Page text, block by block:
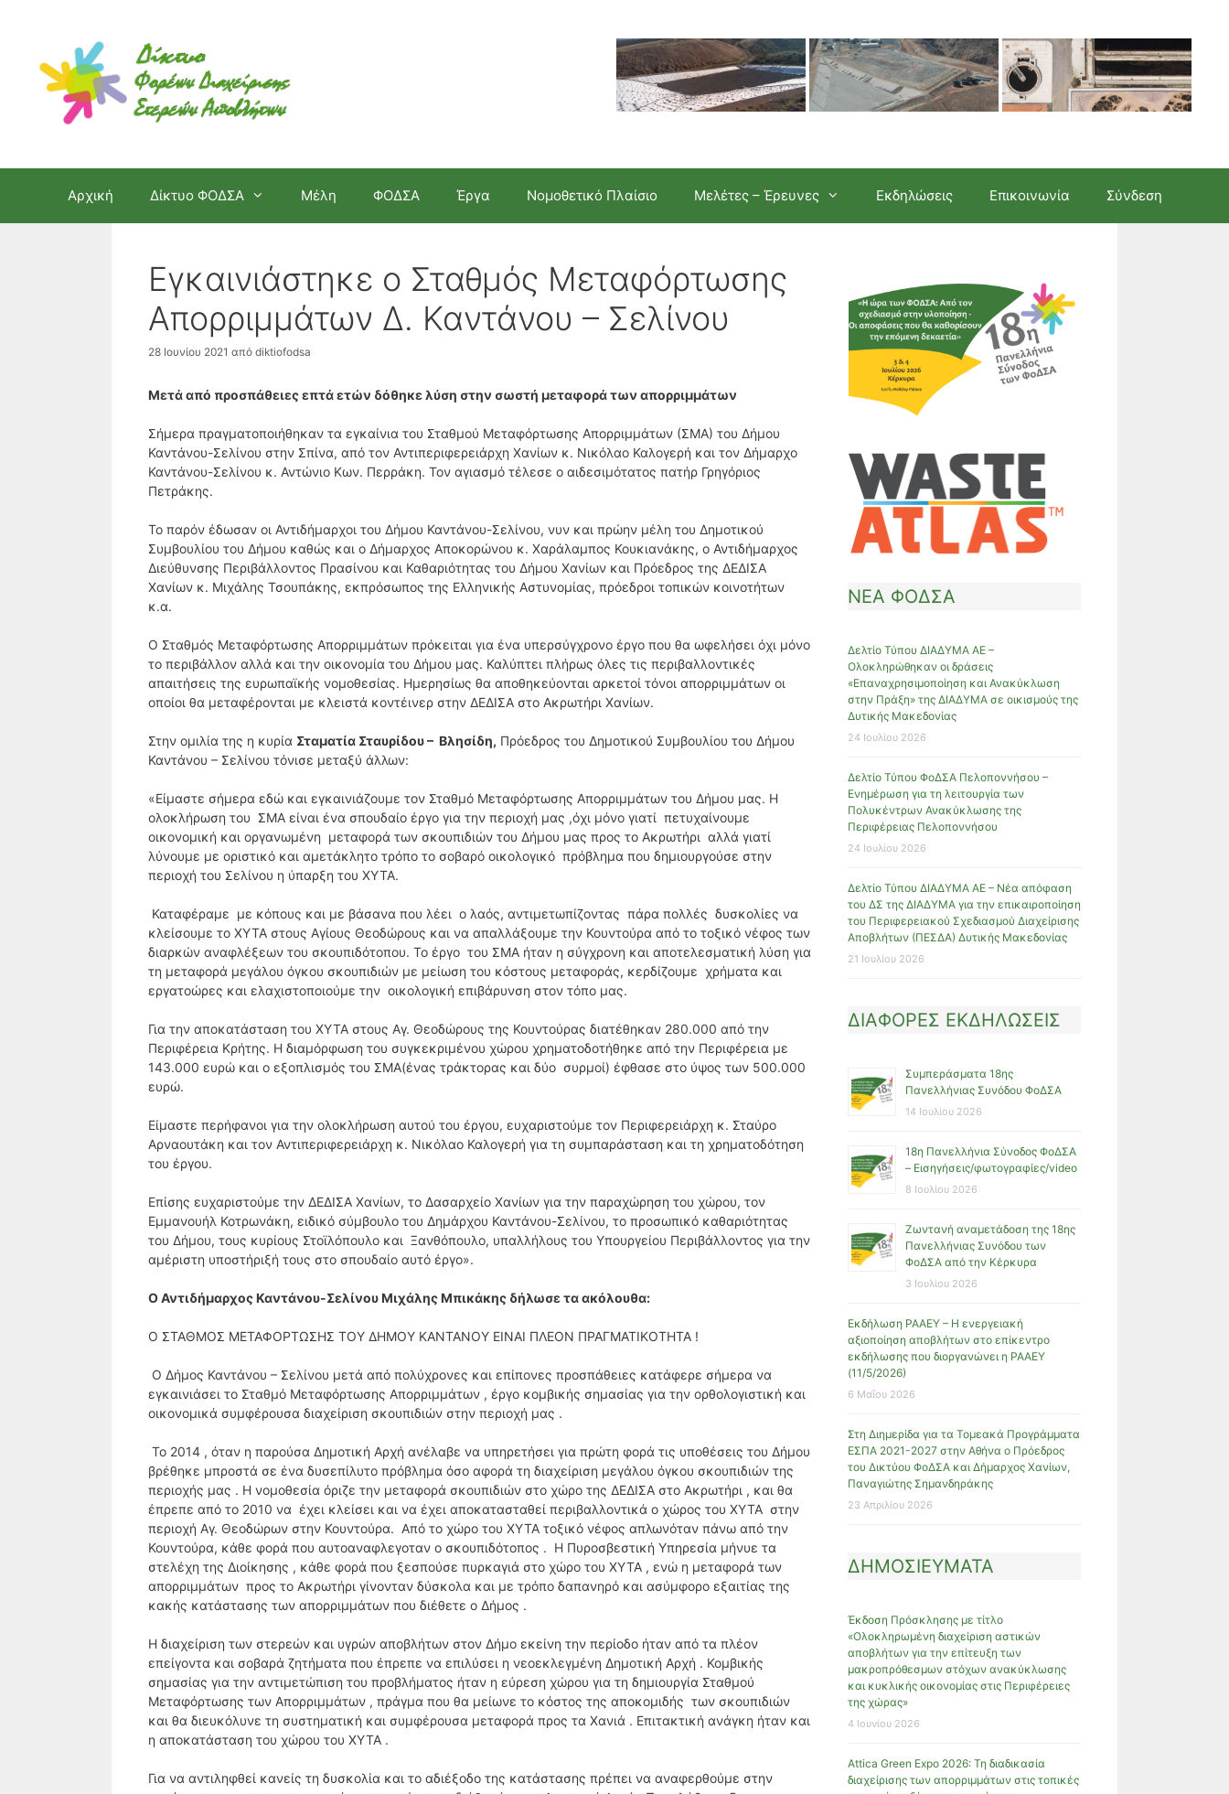
περιεχόμενο
Αρχική Δίκτυο ΦΟΔΣΑ Μέλη ΦΟΔΣΑ Έργα Νομοθετικό Πλαίσιο Μελέτες – Έρευνες Εκδηλώσεις Επικοινωνία Σύνδεση
Εγκαινιάστηκε ο Σταθμός Μεταφόρτωσης
Απορριμμάτων Δ. Καντάνου – Σελίνου
28 Ιουνίου 2021 από diktiofodsa
Μετά από προσπάθειες επτά ετών δόθηκε λύση στην σωστή μεταφορά των απορριμμάτων
Σήμερα πραγματοποιήθηκαν τα εγκαίνια του Σταθμού Μεταφόρτωσης Απορριμμάτων (ΣΜΑ) του Δήμου
Καντάνου-Σελίνου στην Σπίνα, από τον Αντιπεριφερειάρχη Χανίων κ. Νικόλαο Καλογερή και τον Δήμαρχο
Καντάνου-Σελίνου κ. Αντώνιο Κων. Περράκη. Τον αγιασμό τέλεσε ο αιδεσιμότατος πατήρ Γρηγόριος
Πετράκης.
Το παρόν έδωσαν οι Αντιδήμαρχοι του Δήμου Καντάνου-Σελίνου, νυν και πρώην μέλη του Δημοτικού
Συμβουλίου του Δήμου καθώς και ο Δήμαρχος Αποκορώνου κ. Χαράλαμπος Κουκιανάκης, ο Αντιδήμαρχος
Διεύθυνσης Περιβάλλοντος Πρασίνου και Καθαριότητας του Δήμου Χανίων και Πρόεδρος της ΔΕΔΙΣΑ
Χανίων κ. Μιχάλης Τσουπάκης, εκπρόσωπος της Ελληνικής Αστυνομίας, πρόεδροι τοπικών κοινοτήτων
κ.α.
Ο Σταθμός Μεταφόρτωσης Απορριμμάτων πρόκειται για ένα υπερσύγχρονο έργο που θα ωφελήσει όχι μόνο
το περιβάλλον αλλά και την οικονομία του Δήμου μας. Καλύπτει πλήρως όλες τις περιβαλλοντικές
απαιτήσεις της ευρωπαϊκής νομοθεσίας. Ημερησίως θα αποθηκεύονται αρκετοί τόνοι απορριμμάτων οι
οποίοι θα μεταφέρονται με κλειστά κοντέινερ στην ΔΕΔΙΣΑ στο Ακρωτήρι Χανίων.
Στην ομιλία της η κυρία Σταματία Σταυρίδου – Βλησίδη, Πρόεδρος του Δημοτικού Συμβουλίου του Δήμου
Καντάνου – Σελίνου τόνισε μεταξύ άλλων:
«Είμαστε σήμερα εδώ και εγκαινιάζουμε τον Σταθμό Μεταφόρτωσης Απορριμμάτων του Δήμου μας. Η
ολοκλήρωση του ΣΜΑ είναι ένα σπουδαίο έργο για την περιοχή μας ,όχι μόνο γιατί πετυχαίνουμε
οικονομική και οργανωμένη μεταφορά των σκουπιδιών του Δήμου μας προς το Ακρωτήρι αλλά γιατί
λύνουμε με οριστικό και αμετάκλητο τρόπο το σοβαρό οικολογικό πρόβλημα που δημιουργούσε στην
περιοχή του Σελίνου η ύπαρξη του ΧΥΤΑ.
Καταφέραμε με κόπους και με βάσανα που λέει ο λαός, αντιμετωπίζοντας πάρα πολλές δυσκολίες να
κλείσουμε το ΧΥΤΑ στους Αγίους Θεοδώρους και να απαλλάξουμε την Κουντούρα από το τοξικό νέφος των
διαρκών αναφλέξεων του σκουπιδότοπου. Το έργο του ΣΜΑ ήταν η σύγχρονη και αποτελεσματική λύση για
τη μεταφορά μεγάλου όγκου σκουπιδιών με μείωση του κόστους μεταφοράς, κερδίζουμε χρήματα και
εργατοώρες και ελαχιστοποιούμε την οικολογική επιβάρυνση στον τόπο μας.
Για την αποκατάσταση του ΧΥΤΑ στους Αγ. Θεοδώρους της Κουντούρας διατέθηκαν 280.000 από την
Περιφέρεια Κρήτης. Η διαμόρφωση του συγκεκριμένου χώρου χρηματοδοτήθηκε από την Περιφέρεια με
143.000 ευρώ και ο εξοπλισμός του ΣΜΑ(ένας τράκτορας και δύο συρμοί) έφθασε στο ύψος των 500.000
ευρώ.
Είμαστε περήφανοι για την ολοκλήρωση αυτού του έργου, ευχαριστούμε τον Περιφερειάρχη κ. Σταύρο
Αρναουτάκη και τον Αντιπεριφερειάρχη κ. Νικόλαο Καλογερή για τη συμπαράσταση και τη χρηματοδότηση
του έργου.
Επίσης ευχαριστούμε την ΔΕΔΙΣΑ Χανίων, το Δασαρχείο Χανίων για την παραχώρηση του χώρου, τον
Εμμανουήλ Κοτρωνάκη, ειδικό σύμβουλο του Δημάρχου Καντάνου-Σελίνου, το προσωπικό καθαριότητας
του Δήμου, τους κυρίους Στοϊλόπουλο και Ξανθόπουλο, υπαλλήλους του Υπουργείου Περιβάλλοντος για την
αμέριστη υποστήριξή τους στο σπουδαίο αυτό έργο».
Ο Αντιδήμαρχος Καντάνου-Σελίνου Μιχάλης Μπικάκης δήλωσε τα ακόλουθα:
O ΣΤΑΘΜΟΣ ΜΕΤΑΦΟΡΤΩΣΗΣ ΤΟΥ ΔΗΜΟΥ ΚΑΝΤΑΝΟΥ ΕΙΝΑΙ ΠΛΕΟΝ ΠΡΑΓΜΑΤΙΚΟΤΗΤΑ !
Ο Δήμος Καντάνου – Σελίνου μετά από πολύχρονες και επίπονες προσπάθειες κατάφερε σήμερα να
εγκαινιάσει το Σταθμό Μεταφόρτωσης Απορριμμάτων , έργο κομβικής σημασίας για την ορθολογιστική και
οικονομικά συμφέρουσα διαχείριση σκουπιδιών στην περιοχή μας .
Το 2014 , όταν η παρούσα Δημοτική Αρχή ανέλαβε να υπηρετήσει για πρώτη φορά τις υποθέσεις του Δήμου
βρέθηκε μπροστά σε ένα δυσεπίλυτο πρόβλημα όσο αφορά τη διαχείριση μεγάλου όγκου σκουπιδιών της
περιοχής μας . Η νομοθεσία όριζε την μεταφορά σκουπιδιών στο χώρο της ΔΕΔΙΣΑ στο Ακρωτήρι , και θα
έπρεπε από το 2010 να έχει κλείσει και να έχει αποκατασταθεί περιβαλλοντικά ο χώρος του ΧΥΤΑ στην
περιοχή Αγ. Θεοδώρων στην Κουντούρα. Από το χώρο του ΧΥΤΑ τοξικό νέφος απλωνόταν πάνω από την
Κουντούρα, κάθε φορά που αυτοαναφλεγοταν ο σκουπιδότοπος . Η Πυροσβεστική Υπηρεσία μήνυε τα
στελέχη της Διοίκησης , κάθε φορά που ξεσπούσε πυρκαγιά στο χώρο του ΧΥΤΑ , ενώ η μεταφορά των
απορριμμάτων προς το Ακρωτήρι γίνονταν δύσκολα και με τρόπο δαπανηρό και ασύμφορο εξαιτίας της
κακής κατάστασης των απορριμμάτων που διέθετε ο Δήμος .
Η διαχείριση των στερεών και υγρών αποβλήτων στον Δήμο εκείνη την περίοδο ήταν από τα πλέον
επείγοντα και σοβαρά ζητήματα που έπρεπε να επιλύσει η νεοεκλεγμένη Δημοτική Αρχή . Κομβικής
σημασίας για την αντιμετώπιση του προβλήματος ήταν η εύρεση χώρου για τη δημιουργία Σταθμού
Μεταφόρτωσης των Απορριμμάτων , πράγμα που θα μείωνε το κόστος της αποκομιδής των σκουπιδιών
και θα διευκόλυνε τη συστηματική και συμφέρουσα μεταφορά προς τα Χανιά . Επιτακτική ανάγκη ήταν και
η αποκατάσταση του χώρου του ΧΥΤΑ .
Για να αντιληφθεί κανείς τη δυσκολία και το αδιέξοδο της κατάστασης πρέπει να αναφερθούμε στην
ΝΕΑ ΦΟΔΣΑ
Δελτίο Τύπου ΔΙΑΔΥΜΑ ΑΕ –
Ολοκληρώθηκαν οι δράσεις
«Επαναχρησιμοποίηση και Ανακύκλωση
στην Πράξη» της ΔΙΑΔΥΜΑ σε οικισμούς της
Δυτικής Μακεδονίας
24 Ιουλίου 2026
Δελτίο Τύπου ΦοΔΣΑ Πελοποννήσου –
Ενημέρωση για τη λειτουργία των
Πολυκέντρων Ανακύκλωσης της
Περιφέρειας Πελοποννήσου
24 Ιουλίου 2026
Δελτίο Τύπου ΔΙΑΔΥΜΑ ΑΕ – Νέα απόφαση
του ΔΣ της ΔΙΑΔΥΜΑ για την επικαιροποίηση
του Περιφερειακού Σχεδιασμού Διαχείρισης
Αποβλήτων (ΠΕΣΔΑ) Δυτικής Μακεδονίας
21 Ιουλίου 2026
ΔΙΑΦΟΡΕΣ ΕΚΔΗΛΩΣΕΙΣ
Συμπεράσματα 18ης
Πανελλήνιας Συνόδου ΦοΔΣΑ
14 Ιουλίου 2026
18η Πανελλήνια Σύνοδος ΦοΔΣΑ
– Εισηγήσεις/φωτογραφίες/video
8 Ιουλίου 2026
Ζωντανή αναμετάδοση της 18ης
Πανελλήνιας Συνόδου των
ΦοΔΣΑ από την Κέρκυρα
3 Ιουλίου 2026
Εκδήλωση ΡΑΑΕΥ – Η ενεργειακή
αξιοποίηση αποβλήτων στο επίκεντρο
εκδήλωσης που διοργανώνει η ΡΑΑΕΥ
(11/5/2026)
6 Μαΐου 2026
Στη Διημερίδα για τα Τομεακά Προγράμματα
ΕΣΠΑ 2021-2027 στην Αθήνα ο Πρόεδρος
του Δικτύου ΦοΔΣΑ και Δήμαρχος Χανίων,
Παναγιώτης Σημανδηράκης
23 Απριλίου 2026
ΔΗΜΟΣΙΕΥΜΑΤΑ
Έκδοση Πρόσκλησης με τίτλο
«Ολοκληρωμένη διαχείριση αστικών
αποβλήτων για την επίτευξη των
μακροπρόθεσμων στόχων ανακύκλωσης
και κυκλικής οικονομίας στις Περιφέρειες
της χώρας»
4 Ιουνίου 2026
Attica Green Expo 2026: Τη διαδικασία
διαχείρισης των απορριμμάτων στις τοπικές